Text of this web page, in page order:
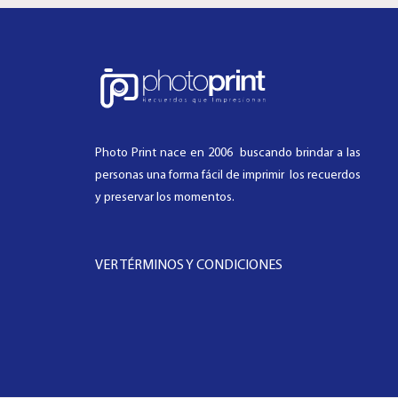
Photo Print nace en 2006 buscando brindar a las
personas una forma fácil de imprimir los recuerdos
y preservar los momentos.
VER TÉRMINOS Y CONDICIONES